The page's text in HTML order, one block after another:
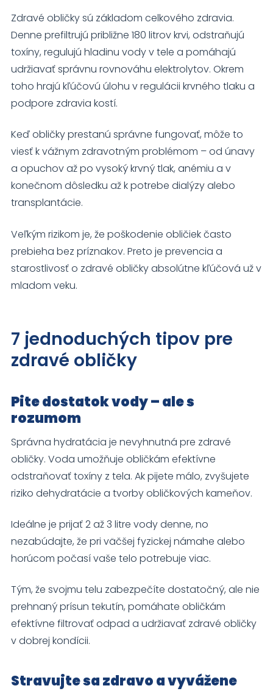
Zdravé obličky sú základom celkového zdravia.
Denne prefiltrujú približne 180 litrov krvi, odstraňujú
toxíny, regulujú hladinu vody v tele a pomáhajú
udržiavať správnu rovnováhu elektrolytov. Okrem
toho hrajú kľúčovú úlohu v regulácii krvného tlaku a
podpore zdravia kostí.
Keď obličky prestanú správne fungovať, môže to
viesť k vážnym zdravotným problémom – od únavy
a opuchov až po vysoký krvný tlak, anémiu a v
konečnom dôsledku až k potrebe dialýzy alebo
transplantácie.
Veľkým rizikom je, že poškodenie obličiek často
prebieha bez príznakov. Preto je prevencia a
starostlivosť o zdravé obličky absolútne kľúčová už v
mladom veku.
7 jednoduchých tipov pre
zdravé obličky
Pite dostatok vody – ale s
rozumom
Správna hydratácia je nevyhnutná pre zdravé
obličky. Voda umožňuje obličkám efektívne
odstraňovať toxíny z tela. Ak pijete málo, zvyšujete
riziko dehydratácie a tvorby obličkových kameňov.
Ideálne je prijať 2 až 3 litre vody denne, no
nezabúdajte, že pri väčšej fyzickej námahe alebo
horúcom počasí vaše telo potrebuje viac.
Tým, že svojmu telu zabezpečíte dostatočný, ale nie
prehnaný prísun tekutín, pomáhate obličkám
efektívne filtrovať odpad a udržiavať zdravé obličky
v dobrej kondícii.
Stravujte sa zdravo a vyvážene
webovej
stránky.
Používateľská
spokojnosť
fungovala čo
najlepšie. Ak
tieto súbory
cookie
odmietnete,
niektoré funkcie
Marketing
Zdieľaním
zvyšujete šancu
na zobrazenie
ponúk.